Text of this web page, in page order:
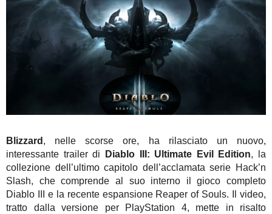
Blizzard , nelle scorse ore, ha rilasciato un nuovo,
interessante trailer di
Diablo III: Ultimate Evil Edition, la
collezione dell’ultimo capitolo dell’acclamata serie Hack’n
Slash, che comprende al suo interno il gioco completo
Diablo III e la recente espansione Reaper of Souls. Il video,
tratto dalla versione per PlayStation 4, mette in risalto